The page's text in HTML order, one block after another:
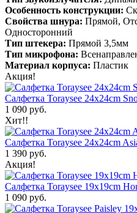
Особенность конструкции:
Свойства шнура: Прямой,
Односторонний
Тип штекера: Прямой 3,5мм
Тип микрофона:
Материал корпуса: Пластик
Акция!
Салфетка Toraysee 24x24cm
1 090 руб.
Хит!!
Салфетка Toraysee 24x24cm
1 390 руб.
Акция!
Салфетка Toraysee 19x19cm
1 090 руб.